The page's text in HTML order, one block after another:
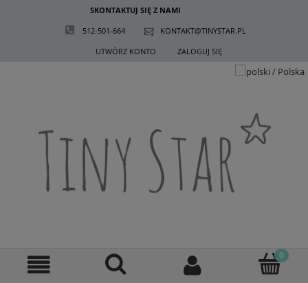
SKONTAKTUJ SIĘ Z NAMI
512-501-664
KONTAKT@TINYSTAR.PL
UTWÓRZ KONTO
ZALOGUJ SIĘ